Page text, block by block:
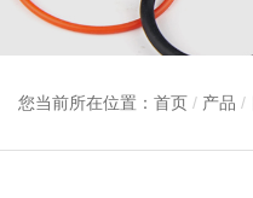
您当前所在位置：首页 / 产品 /